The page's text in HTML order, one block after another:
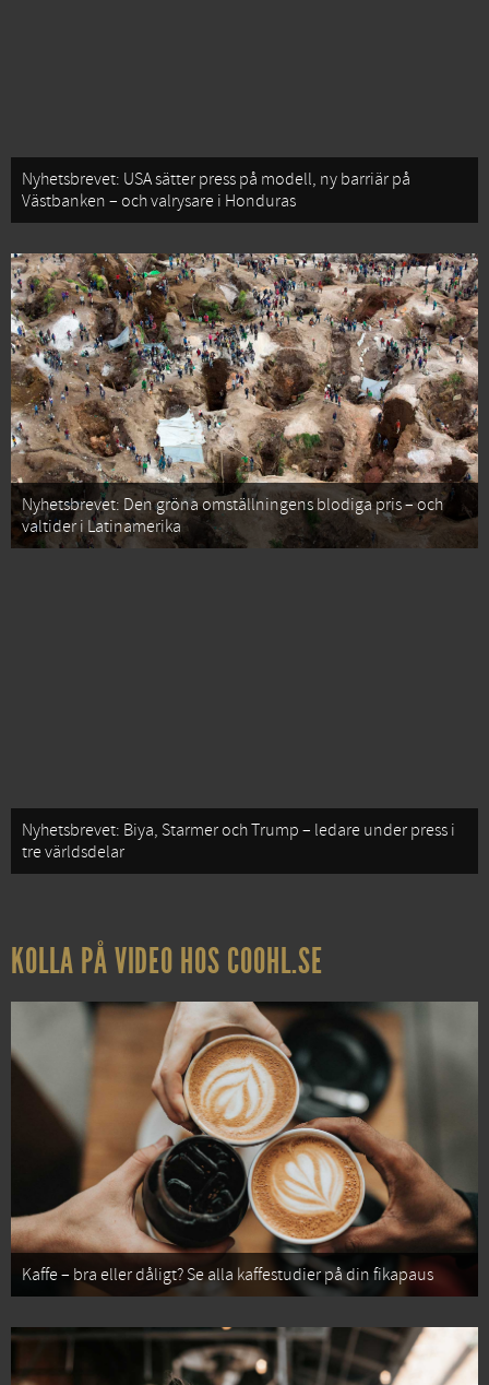
Nyhetsbrevet: USA sätter press på modell, ny barriär på
Västbanken – och valrysare i Honduras
Nyhetsbrevet: Den gröna omställningens blodiga pris – och
valtider i Latinamerika
Nyhetsbrevet: Biya, Starmer och Trump – ledare under press i
tre världsdelar
KOLLA PÅ VIDEO HOS COOHL.SE
Kaffe – bra eller dåligt? Se alla kaffestudier på din fikapaus